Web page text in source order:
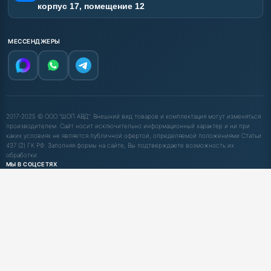
корпус 17, помещение 12
МЕССЕНДЖЕРЫ
2017-2025 © ООО "ШОП АВД". Внешний вид товаров и комплектация могут изменяться
производителем. Сайт носит исключительно информационный характер и ни при
каких условиях не является публичной офертой, определяемой положениями Статьи
437 (2) ГК РФ. Заполняя формы на сайте, Вы подтверждаете возможность их
обработки.
МЫ В СОЦСЕТЯХ